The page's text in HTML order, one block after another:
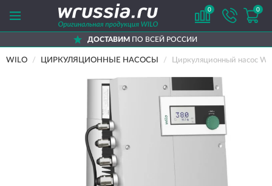
0 0
ДОСТАВИМ ПО ВСЕЙ РОССИИ
WILO ЦИРКУЛЯЦИОННЫЕ НАСОСЫ Циркуляционный насос